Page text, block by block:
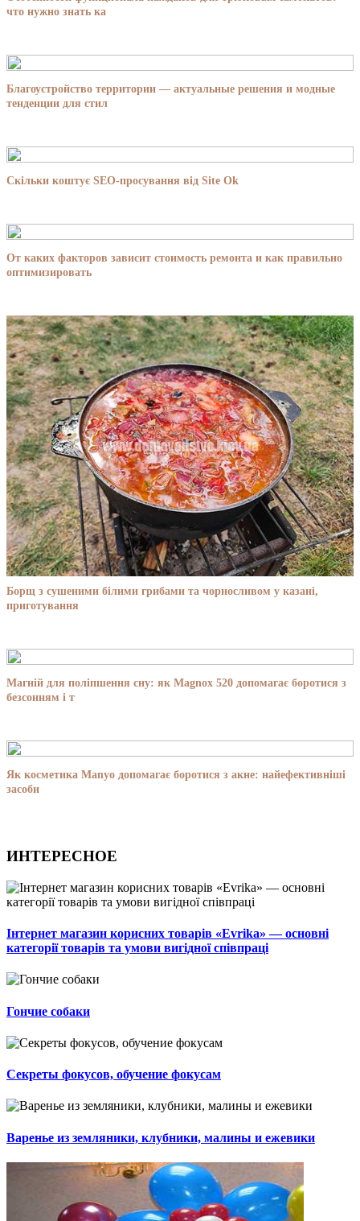
что нужно знать ка
Благоустройство территории — актуальные решения и модные
тенденции для стил
Скільки коштує SEO-просування від Site Ok
От каких факторов зависит стоимость ремонта и как правильно
оптимизировать
Борщ з сушеними білими грибами та чорносливом у казані,
приготування
Магній для поліпшення сну: як Magnox 520 допомагає боротися з
безсонням і т
Як косметика Manyo допомагає боротися з акне: найефективніші
засоби
ИНТЕРЕСНОЕ
Інтернет магазин корисних товарів «Evrika» — основні
категорії товарів та умови вигідної співпраці
Гончие собаки
Секреты фокусов, обучение фокусам
Варенье из земляники, клубники, малины и ежевики